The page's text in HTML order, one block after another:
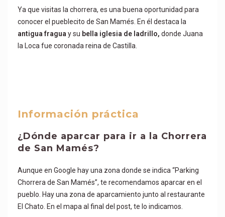
Ya que visitas la chorrera, es una buena oportunidad para
conocer el pueblecito de San Mamés. En él destaca la
antigua fraguay su bella iglesia de ladrillo, donde Juana
la Loca fue coronada reina de Castilla.
Información práctica
¿Dónde aparcar para ir a la Chorrera
de San Mamés?
Aunque en Google hay una zona donde se indica “Parking
Chorrera de San Mamés”, te recomendamos aparcar en el
pueblo. Hay una zona de aparcamiento junto al restaurante
El Chato. En el mapa al final del post, te lo indicamos.